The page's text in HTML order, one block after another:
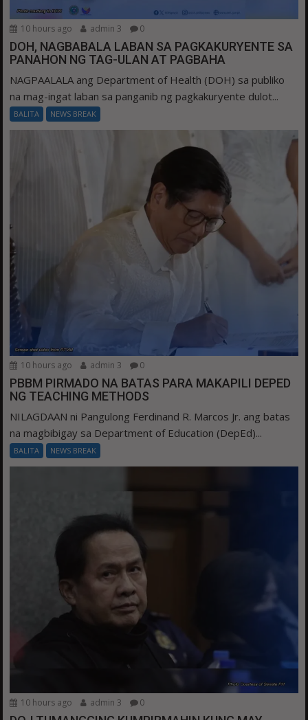
10 hours ago admin 3 0
DOH, NAGBABALA LABAN SA PAGKAKURYENTE SA
PANAHON NG TAG-ULAN AT PAGBAHA
NAGPAALALA ang Department of Health (DOH) sa publiko
na mag-ingat laban sa panganib ng pagkakuryente dulot...
BALITA NEWS BREAK
10 hours ago admin 3 0
PBBM PIRMADO NA BATAS PARA MAKAPILI DEPED
NG TEACHING METHODS
NILAGDAAN ni Pangulong Ferdinand R. Marcos Jr. ang batas
na magbibigay sa Department of Education (DepEd)...
BALITA NEWS BREAK
10 hours ago admin 3 0